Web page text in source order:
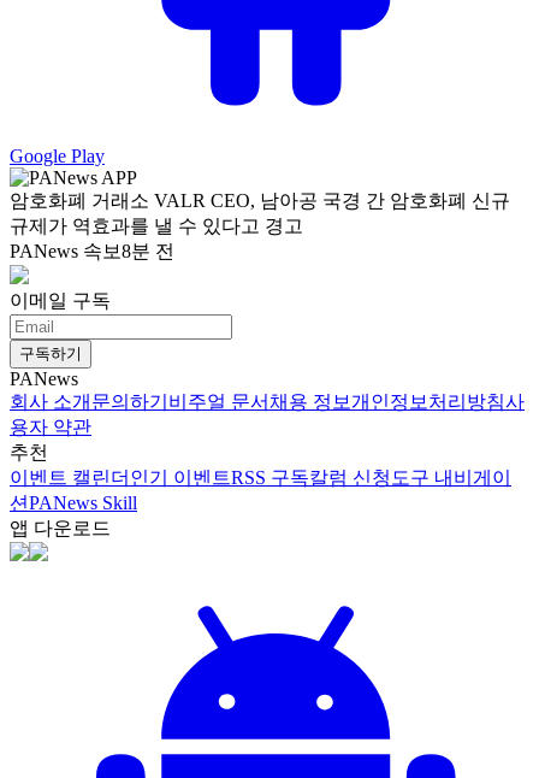
Google Play
암호화폐 거래소 VALR CEO, 남아공 국경 간 암호화폐 신규
규제가 역효과를 낼 수 있다고 경고
PANews 속보8분 전
이메일 구독
구독하기
PANews
회사 소개 문의하기 비주얼 문서 채용 정보개인정보처리방침사
용자 약관
추천
이벤트 캘린더 인기 이벤트RSS 구독칼럼 신청 도구 내비게이
션PANews Skill
앱 다운로드